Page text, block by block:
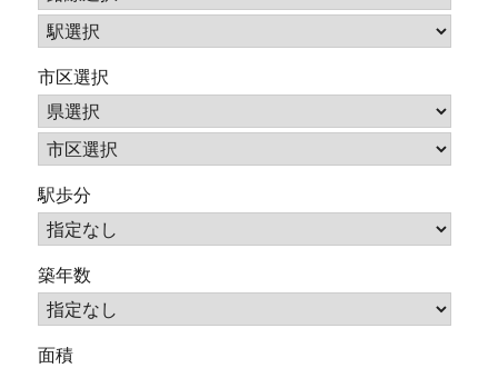
市区選択
駅歩分
築年数
面積